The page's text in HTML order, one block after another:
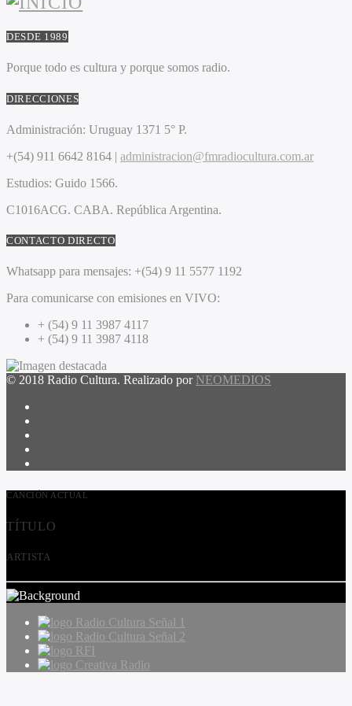
DESDE 1989
Porque todo es cultura y porque somos radio.
DIRECCIONES
Administración: Uruguay 1371 5° P.
+(54) 911 6642 8164 | administracion@fmradiocultura.com.ar
Estudios: Guido 1566.
C1016ACG. CABA. República Argentina.
CONTACTO DIRECTO
Whatsapp para mensajes: +(54) 9 11 5577 1192
Para comunicarse con emisiones en VIVO:
+ (54) 9 11 3987 4117
+ (54) 9 11 3987 4118
© 2018 Radio Cultura. Realizado por NEOMEDIOS
CANCIÓN ACTUAL
TÍTULO
ARTISTA
Radio Cultura Señal 1
Radio Cultura Señal 2
RFI
Creativa Radio